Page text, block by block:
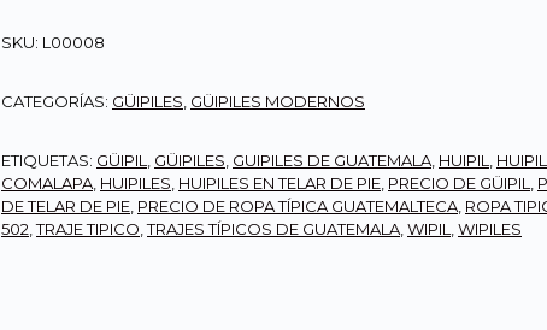
SKU: L00008
CATEGORÍAS: GÜIPILES GÜIPILES MODERNOS
ETIQUETAS: GÜIPIL GÜIPILES GUIPILES DE GUATEMALA HUIPIL
COMALAPA HUIPILES HUIPILES EN TELAR DE PIE PRECIO DE GÜIPIL
DE TELAR DE PIE PRECIO DE ROPA TÍPICA GUATEMALTECA ROPA
502 ,TRAJE TIPICO ,TRAJES TÍPICOS DE GUATEMALA WIPIL WIPILES